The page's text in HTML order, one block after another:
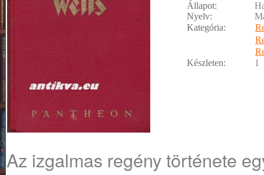
Állapot:
Nyelv:
Kategória:
Készleten:
1
Az izgalmas regény története